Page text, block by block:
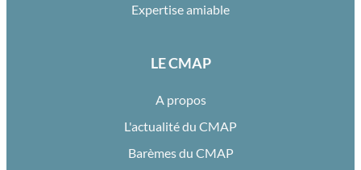
Expertise amiable
LE CMAP
A propos
L'actualité du CMAP
Barèmes du CMAP